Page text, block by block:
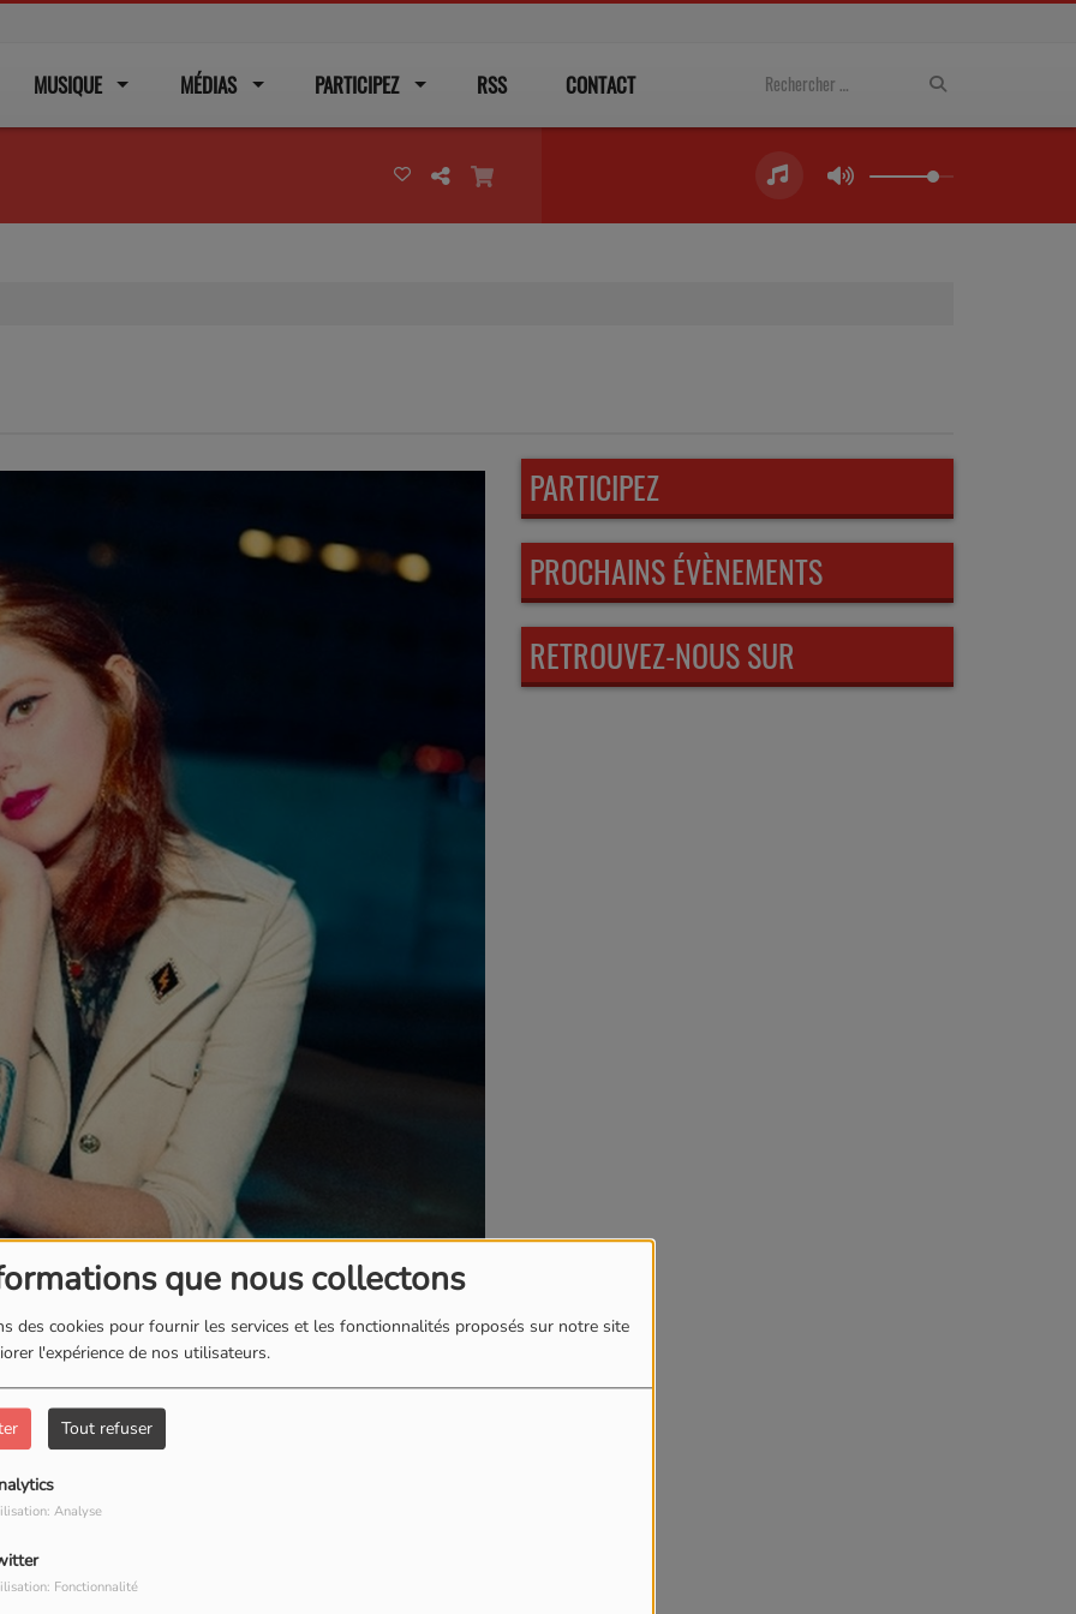
que nous collectons
des cookies pour fournir les services et les fonctionnalités proposés sur notre site
l'expérience de nos utilisateurs.
Tout refuser
Analyse
Fonctionnalité
MUSIQUE MÉDIAS PARTICIPEZ RSS CONTACT
PARTICIPEZ
PROCHAINS ÉVÈNEMENTS
RETROUVEZ-NOUS SUR